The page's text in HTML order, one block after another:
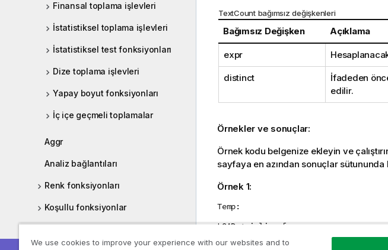
Finansal toplama işlevleri
İstatistiksel toplama işlevleri
İstatistiksel test fonksiyonları
Dize toplama işlevleri
Yapay boyut fonksiyonları
İç içe geçmeli toplamalar
Aggr
Analiz bağlantıları
Renk fonksiyonları
Koşullu fonksiyonlar
TextCount bağımsız değişkenleri
Bağımsız Değişken Açıklama
expr
distinct İfadeden
edilir.
Örnekler ve sonuçlar:
Örnek kodu belgenize ekleyin ve
sayfaya en azından sonuçlar sütununda
Örnek 1:
Temp:
LOAD * inline [
We use cookies to improve your experience with our websites and to